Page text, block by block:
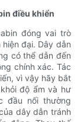
điều khiển
đóng vai trò
đại. Dây dẫn
có thể dẫn đến
chính xác. Tác
vì vậy hãy bắt
độ ẩm và hư
đầu nối thường
dây dẫn tránh